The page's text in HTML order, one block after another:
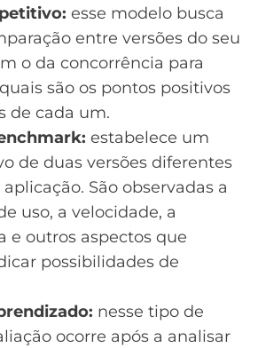
esse modelo busca
entre versões do seu
o da concorrência para
são os pontos positivos
de cada um.
estabelece um
de duas versões diferentes
São observadas a
uso, a velocidade, a
e outros aspectos que
possibilidades de
nesse tipo de
ocorre após a analisar